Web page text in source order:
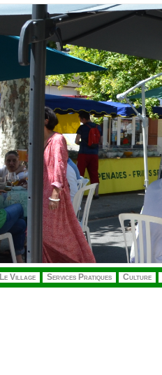
Le Village Services Pratiques Culture